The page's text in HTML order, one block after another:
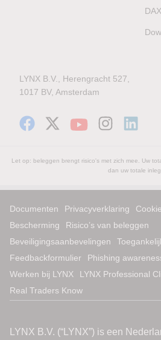
DAX
LYNX B.V., Herengracht 527,
1017 BV, Amsterdam
Let op: beleggen brengt risico's met zich mee. Uw
dan uw totale inleg.
Documenten Privacyverklaring
Bescherming
Risico’s van beleggen
Beveiligingsaanbevelingen
Feedbackformulier
Phishing
Werken bij LYNX
LYNX Professional
Real Traders Know